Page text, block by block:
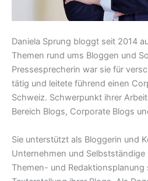
Daniela Sprung bloggt seit 2014
Themen rund ums Bloggen und
Pressesprecherin war sie für
tätig und leitete führend einen
Schweiz. Schwerpunkt ihrer
Bereich Blogs, Corporate Blogs
Sie unterstützt als Bloggerin und
Unternehmen und
Themen- und Redaktionsplanung